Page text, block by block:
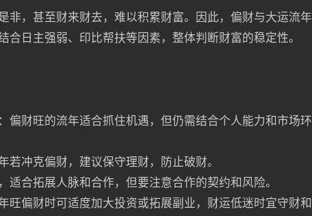
非，甚至财来财去，难以积累财富。因此，偏财与大运流年
合日主强弱、印比帮扶等因素，整体判断财富的稳定性。
：偏财旺的流年适合抓住机遇，但仍需结合个人能力和市场环
若冲克偏财，建议保守理财，防止破财。
适合拓展人脉和合作，但要注意合作的契约和风险。
旺偏财时可适度加大投资或拓展副业，财运低迷时宜守财和